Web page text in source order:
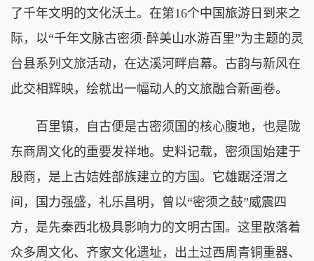
了千年文明的文化沃土。在第16个中国旅游日到来之
际，以“千年文脉古密须·醉美山水游百里”为主题的灵
台县系列文旅活动，在达溪河畔启幕。古韵与新风在
此交相辉映，绘就出一幅动人的文旅融合新画卷。
百里镇，自古便是古密须国的核心腹地，也是陇
东商周文化的重要发祥地。史料记载，密须国始建于
殷商，是上古姞姓部族建立的方国。它雄踞泾渭之
间，国力强盛，礼乐昌明，曾以“密须之鼓”威震四
方，是先秦西北极具影响力的文明古国。这里散落着
众多周文化、齐家文化遗址，出土过西周青铜重器、